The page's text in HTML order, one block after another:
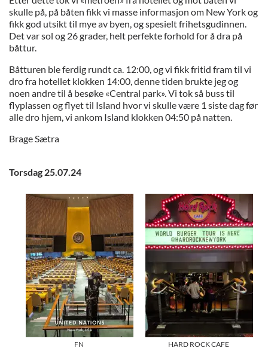
skulle på, på båten fikk vi masse informasjon om New York og
fikk god utsikt til mye av byen, og spesielt frihetsgudinnen.
Det var sol og 26 grader, helt perfekte forhold for å dra på
båttur.
Båtturen ble ferdig rundt ca. 12:00, og vi fikk fritid fram til vi
dro fra hotellet klokken 14:00, denne tiden brukte jeg og
noen andre til å besøke «Central park». Vi tok så buss til
flyplassen og flyet til Island hvor vi skulle være 1 siste dag før
alle dro hjem, vi ankom Island klokken 04:50 på natten.
Brage Sætra
Torsdag 25.07.24
FN HARD ROCK CAFE